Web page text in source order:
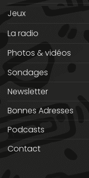
Jeux
La radio
Photos & vidéos
Sondages
Newsletter
Bonnes Adresses
Podcasts
Contact